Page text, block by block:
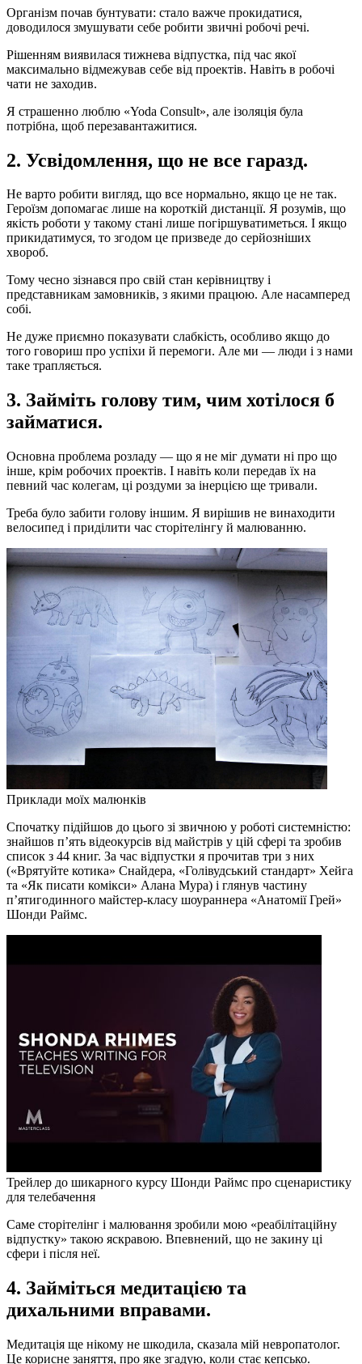
Організм почав бунтувати: стало важче прокидатися,
доводилося змушувати себе робити звичні робочі речі.
Рішенням виявилася тижнева відпустка, під час якої
максимально відмежував себе від проектів. Навіть в робочі
чати не заходив.
Я страшенно люблю «Yoda Consult», але ізоляція була
потрібна, щоб перезавантажитися.
2. Усвідомлення, що не все гаразд.
Не варто робити вигляд, що все нормально, якщо це не так.
Героїзм допомагає лише на короткій дистанції. Я розумів, що
якість роботи у такому стані лише погіршуватиметься. І якщо
прикидатимуся, то згодом це призведе до серйозніших
хвороб.
Тому чесно зізнався про свій стан керівництву і
представникам замовників, з якими працюю. Але насамперед
собі.
Не дуже приємно показувати слабкість, особливо якщо до
того говориш про успіхи й перемоги. Але ми — люди і з нами
таке трапляється.
3. Займіть голову тим, чим хотілося б
займатися.
Основна проблема розладу — що я не міг думати ні про що
інше, крім робочих проектів. І навіть коли передав їх на
певний час колегам, ці роздуми за інерцією ще тривали.
Треба було забити голову іншим. Я вирішив не винаходити
велосипед і приділити час сторітелінгу й малюванню.
Приклади моїх малюнків
Спочатку підійшов до цього зі звичною у роботі системністю:
знайшов п’ять відеокурсів від майстрів у цій сфері та зробив
список з 44 книг. За час відпустки я прочитав три з них
(«Врятуйте котика» Снайдера, «Голівудський стандарт» Хейга
та «Як писати комікси» Алана Мура) і глянув частину
п’ятигодинного майстер-класу шоураннера «Анатомії Грей»
Шонди Раймс.
Трейлер до шикарного курсу Шонди Раймс про сценаристику
для телебачення
Саме сторітелінг і малювання зробили мою «реабілітаційну
відпустку» такою яскравою. Впевнений, що не закину ці
сфери і після неї.
4. Займіться медитацією та
дихальними вправами.
Медитація ще нікому не шкодила, сказала мій невропатолог.
Це корисне заняття, про яке згадую, коли стає кепсько.